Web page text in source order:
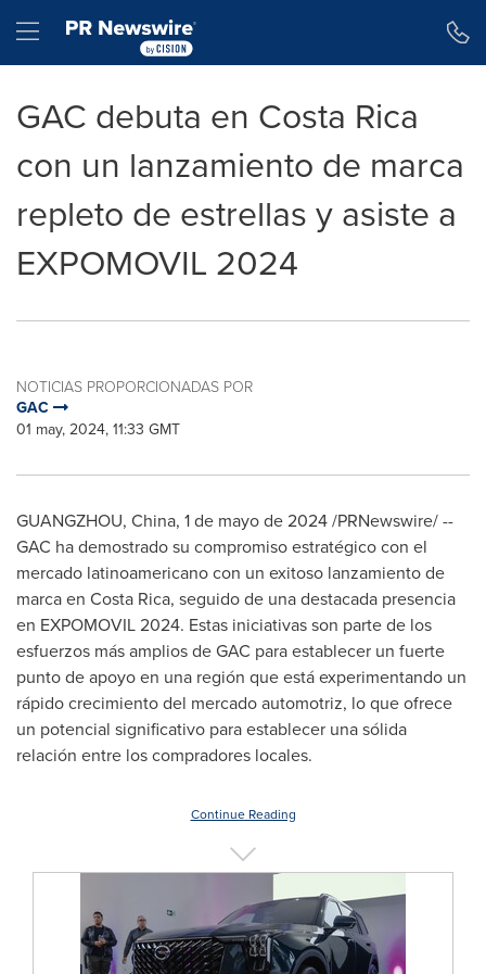
Hamburger menu
GAC debuta en Costa Rica
con un lanzamiento de marca
repleto de estrellas y asiste a
EXPOMOVIL 2024
NOTICIAS PROPORCIONADAS POR
GAC
01 may, 2024, 11:33 GMT
GUANGZHOU, China, 1 de mayo de 2024/PRNewswire/ --
GAC ha demostrado su compromiso estratégico con el
mercado latinoamericano con un exitoso lanzamiento de
marca en Costa Rica, seguido de una destacada presencia
en EXPOMOVIL 2024. Estas iniciativas son parte de los
esfuerzos más amplios de GAC para establecer un fuerte
punto de apoyo en una región que está experimentando un
rápido crecimiento del mercado automotriz, lo que ofrece
un potencial significativo para establecer una sólida
relación entre los compradores locales.
Continue Reading